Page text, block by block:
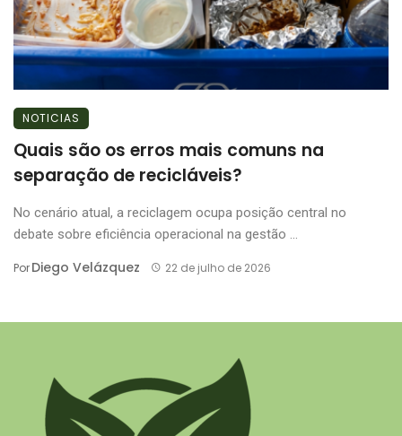
NOTICIAS
Quais são os erros mais comuns na
separação de recicláveis?
No cenário atual, a reciclagem ocupa posição central no
debate sobre eficiência operacional na gestão ...
PorDiego Velázquez 22 de julho de 2026